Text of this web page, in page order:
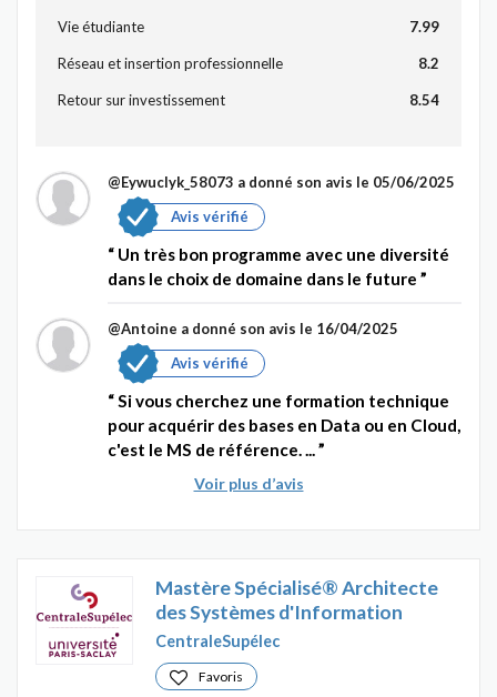
Vie étudiante 7.99
Réseau et insertion professionnelle 8.2
Retour sur investissement 8.54
@Eywuclyk_58073 a donné son avis le 05/06/2025
Avis vérifié
Un très bon programme avec une diversité
dans le choix de domaine dans le future
@Antoine a donné son avis le 16/04/2025
Avis vérifié
Si vous cherchez une formation technique
pour acquérir des bases en Data ou en Cloud,
c'est le MS de référence. ...
Voir plus d’avis
Mastère Spécialisé® Architecte
des Systèmes d'Information
CentraleSupélec
Favoris